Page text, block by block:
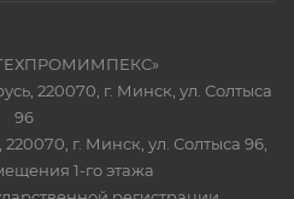
220070, г. Минск, ул. Солтыса
96
г. Минск, ул. Солтыса 96,
1-го этажа